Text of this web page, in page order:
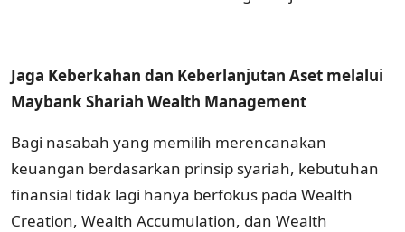
Jaga Keberkahan dan Keberlanjutan Aset melalui
Maybank Shariah Wealth Management
Bagi nasabah yang memilih merencanakan
keuangan berdasarkan prinsip syariah, kebutuhan
finansial tidak lagi hanya berfokus pada Wealth
Creation, Wealth Accumulation, dan Wealth